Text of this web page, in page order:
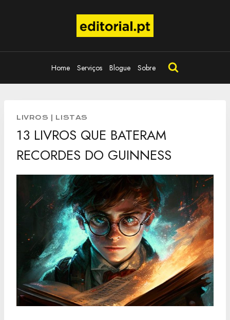
Home Serviços Blogue Sobre
LIVROS LISTAS
13 LIVROS QUE BATERAM
RECORDES DO GUINNESS